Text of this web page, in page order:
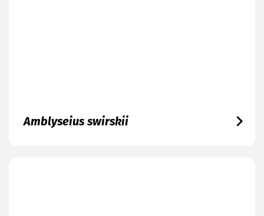
Amblyseius swirskii